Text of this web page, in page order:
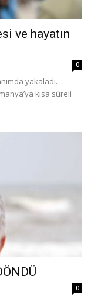
ve hayatın
0
yakaladı.
kısa süreli
0